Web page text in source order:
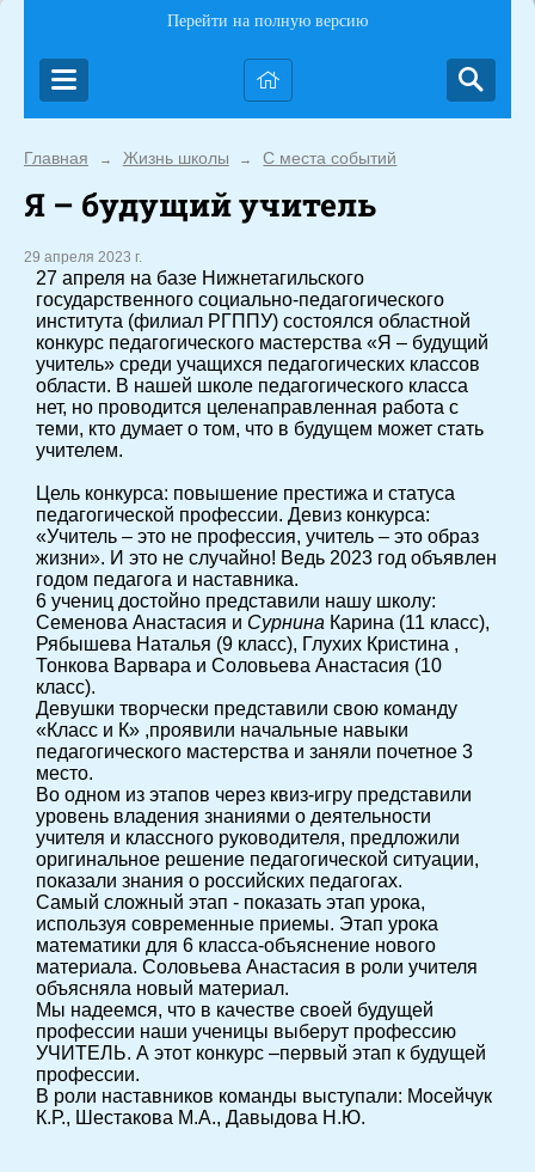
Перейти на полную версию
Главная → Жизнь школы → С места событий
Я – будущий учитель
29 апреля 2023 г.
27 апреля на базе Нижнетагильского
государственного социально-педагогического
института (филиал РГППУ) состоялся областной
конкурс педагогического мастерства «Я – будущий
учитель» среди учащихся педагогических классов
области. В нашей школе педагогического класса
нет, но проводится целенаправленная работа с
теми, кто думает о том, что в будущем может стать
учителем.
Цель конкурса: повышение престижа и статуса
педагогической профессии. Девиз конкурса:
«Учитель – это не профессия, учитель – это образ
жизни». И это не случайно! Ведь 2023 год объявлен
годом педагога и наставника.
6 учениц достойно представили нашу школу:
Семенова Анастасия и Сурнина Карина (11 класс),
Рябышева Наталья (9 класс), Глухих Кристина ,
Тонкова Варвара и Соловьева Анастасия (10
класс).
Девушки творчески представили свою команду
«Класс и К» ,проявили начальные навыки
педагогического мастерства и заняли почетное 3
место.
Во одном из этапов через квиз-игру представили
уровень владения знаниями о деятельности
учителя и классного руководителя, предложили
оригинальное решение педагогической ситуации,
показали знания о российских педагогах.
Самый сложный этап - показать этап урока,
используя современные приемы. Этап урока
математики для 6 класса-объяснение нового
материала. Соловьева Анастасия в роли учителя
объясняла новый материал.
Мы надеемся, что в качестве своей будущей
профессии наши ученицы выберут профессию
УЧИТЕЛЬ. А этот конкурс –первый этап к будущей
профессии.
В роли наставников команды выступали: Мосейчук
К.Р., Шестакова М.А., Давыдова Н.Ю.